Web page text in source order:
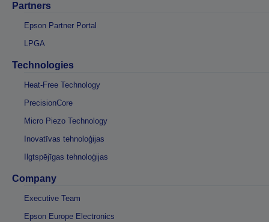
Partners
Epson Partner Portal
LPGA
Technologies
Heat-Free Technology
PrecisionCore
Micro Piezo Technology
Inovatīvas tehnoloģijas
Ilgtspējīgas tehnoloģijas
Company
Executive Team
Epson Europe Electronics